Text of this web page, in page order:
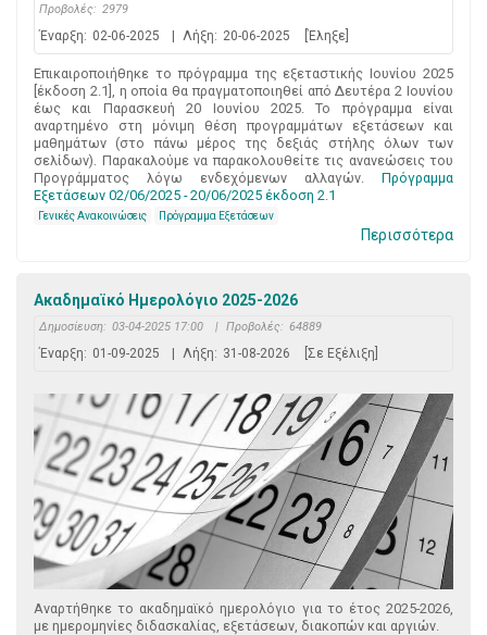
Προβολές: 2979
Έναρξη: 02-06-2025 | Λήξη: 20-06-2025 [Έληξε]
Επικαιροποιήθηκε το πρόγραμμα της εξεταστικής Ιουνίου 2025
[έκδοση 2.1], η οποία θα πραγματοποιηθεί από Δευτέρα 2 Ιουνίου
έως και Παρασκευή 20 Ιουνίου 2025. Το πρόγραμμα είναι
αναρτημένο στη μόνιμη θέση προγραμμάτων εξετάσεων και
μαθημάτων (στο πάνω μέρος της δεξιάς στήλης όλων των
σελίδων). Παρακαλούμε να παρακολουθείτε τις ανανεώσεις του
Προγράμματος λόγω ενδεχόμενων αλλαγών. Πρόγραμμα
Εξετάσεων 02/06/2025 - 20/06/2025 έκδοση 2.1
Γενικές Ανακοινώσεις Πρόγραμμα Εξετάσεων
Περισσότερα
Ακαδημαϊκό Ημερολόγιο 2025-2026
Δημοσίευση: 03-04-2025 17:00 | Προβολές: 64889
Έναρξη: 01-09-2025 | Λήξη: 31-08-2026 [Σε Εξέλιξη]
Αναρτήθηκε το ακαδημαϊκό ημερολόγιο για το έτος 2025-2026,
με ημερομηνίες διδασκαλίας, εξετάσεων, διακοπών και αργιών.